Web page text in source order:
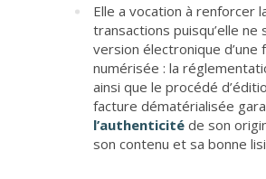
Elle a vocation à renforcer
transactions puisqu’elle ne
version électronique d’une
numérisée : la
ainsi que le procédé
facture dématérialisée
l’authenticité de son
son contenu et sa bonne